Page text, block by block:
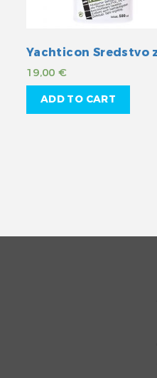
19,00€
ADD TO CART